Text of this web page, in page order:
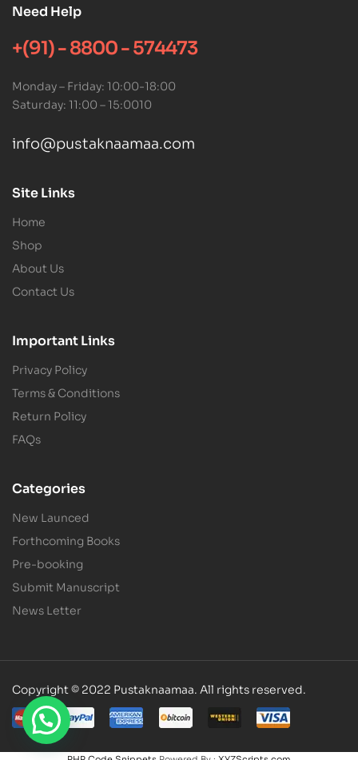
Need Help
+(91) - 8800 - 574473
Monday – Friday: 10:00-18:00
Saturday: 11:00 – 15:0010
info@pustaknaamaa.com
Site Links
Home
Shop
About Us
Contact Us
Important Links
Privacy Policy
Terms & Conditions
Return Policy
FAQs
Categories
New Launced
Forthcoming Books
Pre-booking
Submit Manuscript
News Letter
Copyright © 2022 Pustaknaamaa. All rights reserved.